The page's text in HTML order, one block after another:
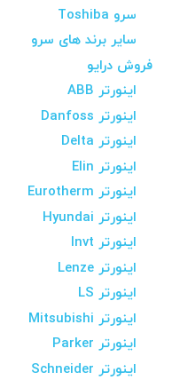
سرو Toshiba
سایر برند های سرو
فروش درایو
اینورتر ABB
اینورتر Danfoss
اینورتر Delta
اینورتر Elin
اینورتر Eurotherm
اینورتر Hyundai
اینورتر Invt
اینورتر Lenze
اینورتر LS
اینورتر Mitsubishi
اینورتر Parker
اینورتر Schneider